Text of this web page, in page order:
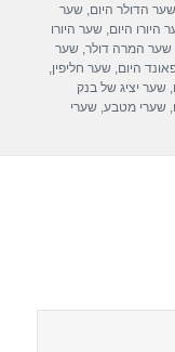
שער הדולר היום,שער
היורו היום,שער היורו
שער המרה דולר,שער
היום,שער חליפין,
,שער יציג של בנק
,שערי מטבע,שערי